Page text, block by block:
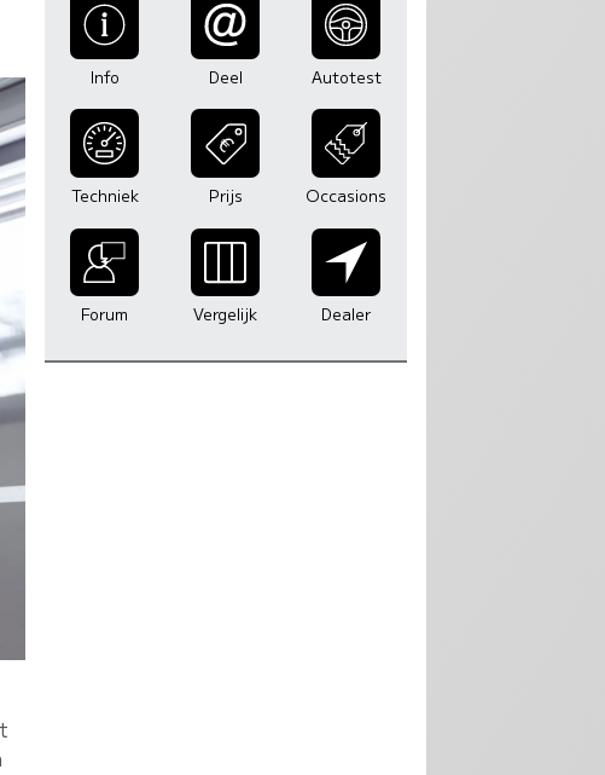
Info Deel Autotest
Techniek Prijs Occasions
Forum Vergelijk Dealer